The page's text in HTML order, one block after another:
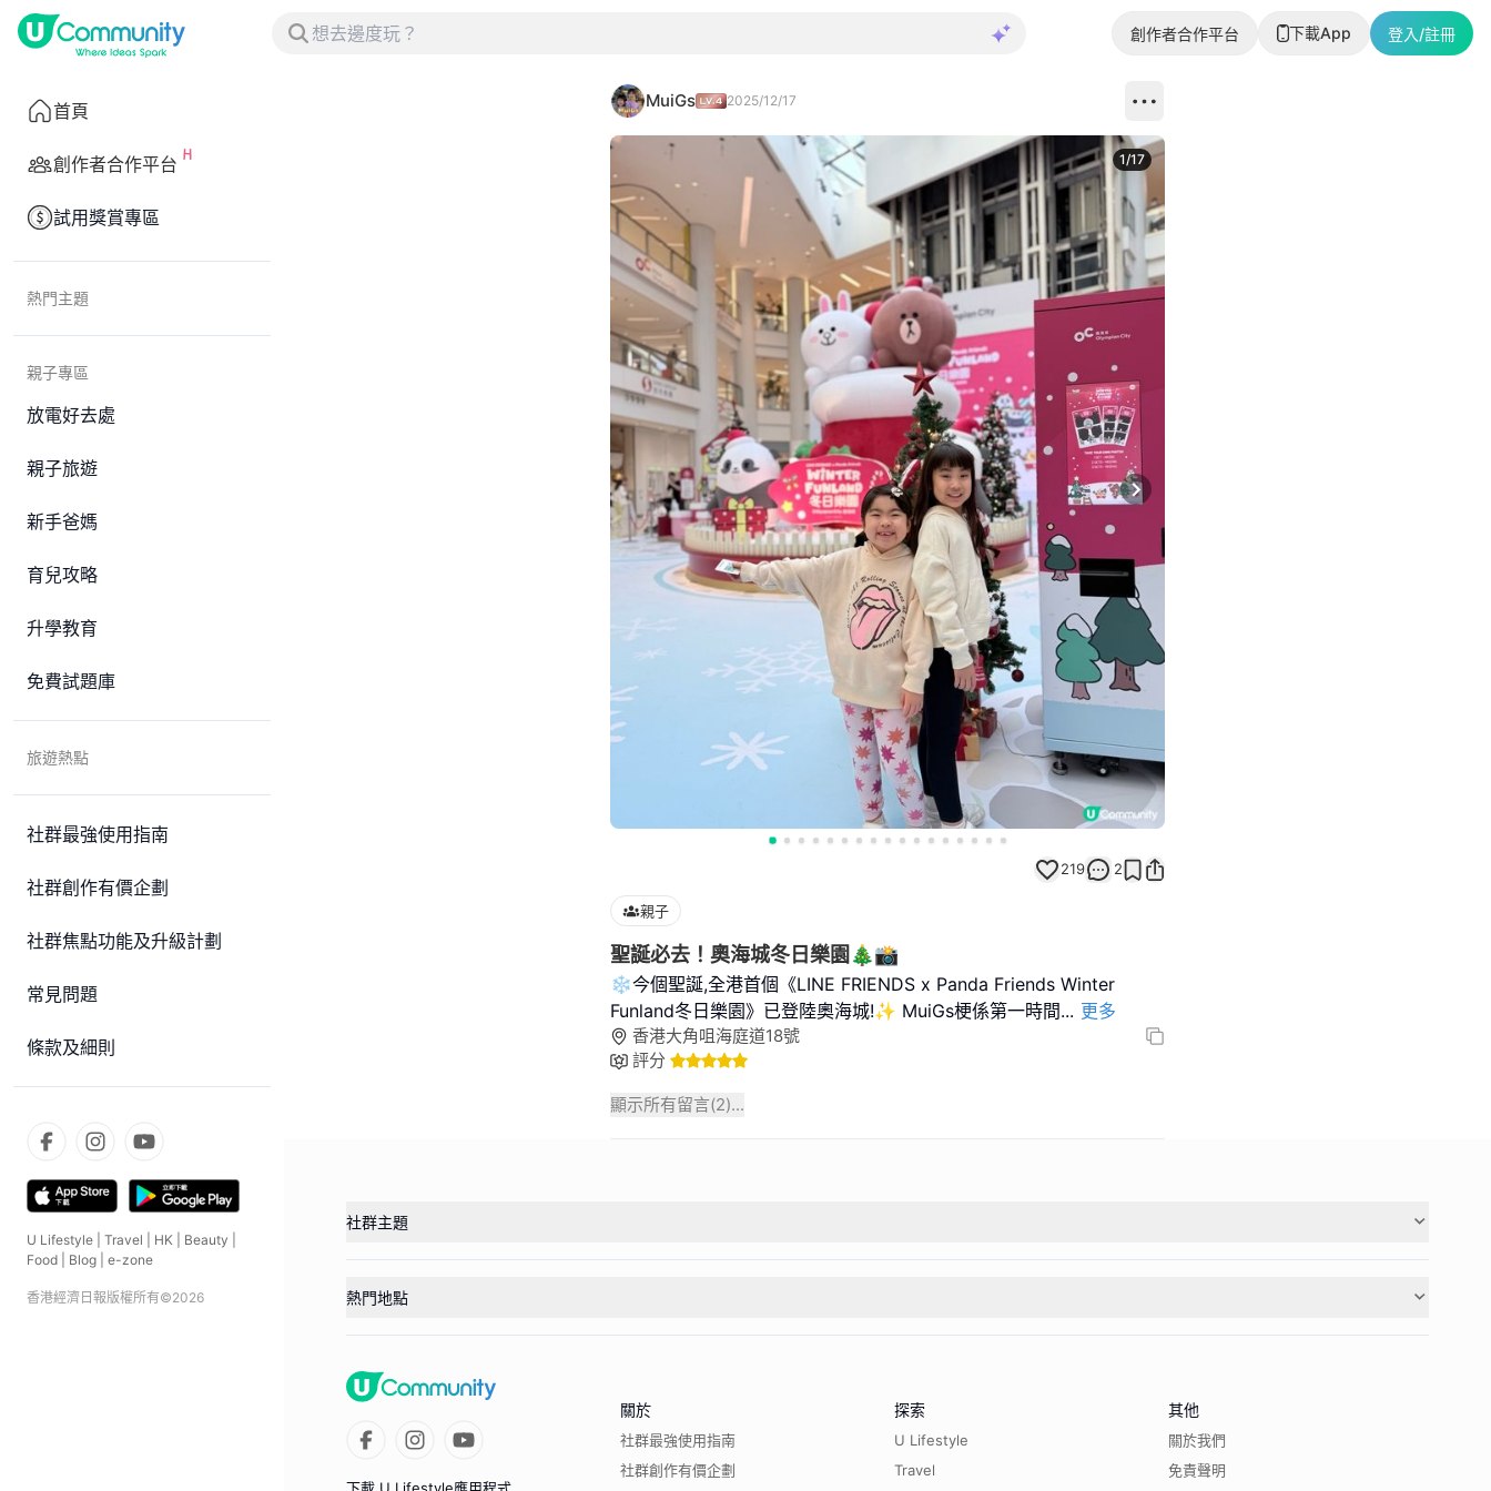
創作者合作平台 下載App 登入/註冊
首頁
創作者合作平台
試用獎賞專區
熱門主題
親子專區
放電好去處
親子旅遊
新手爸媽
育兒攻略
升學教育
免費試題庫
旅遊熱點
社群最強使用指南
社群創作有價企劃
社群焦點功能及升級計劃
常見問題
條款及細則
U Lifestyle Travel HK Beauty
Food
Blog e-zone
香港經濟日報版權所有©2026
MuiGs 2025/12/17
Next slide
1/17
219 2
親子
聖誕必去！奧海城冬日樂園🎄📸
❄️今個聖誕,全港首個《LINE FRIENDS x Panda Friends Winter
Funland冬日樂園》已登陸奧海城!✨ MuiGs梗係第一時間... 更多
香港大角咀海庭道18號
評分
顯示所有留言(2)...
社群主題
熱門地點
下載 U Lifestyle應用程式
關於
社群最強使用指南
社群創作有價企劃
探索
U Lifestyle
Travel
其他
關於我們
免責聲明